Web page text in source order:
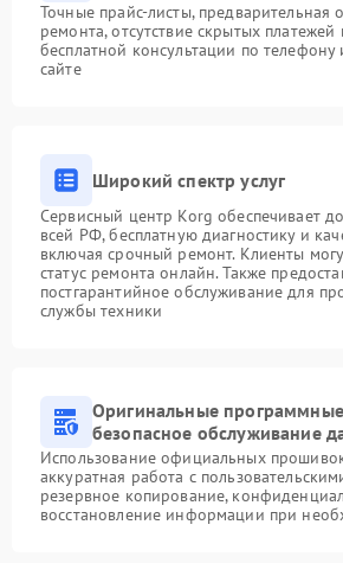
Точные прайс-листы, предварительная
ремонта, отсутствие скрытых
бесплатной консультации по
сайте
Широкий спектр услуг
Сервисный центр Korg обеспечивает
всей РФ, бесплатную диагностику и
включая срочный ремонт. Клиенты
статус ремонта онлайн. Также
постгарантийное обслуживание для
службы техники
Оригинальные
безопасное обслуживание
Использование официальных
аккуратная работа с
резервное копирование,
восстановление информации при